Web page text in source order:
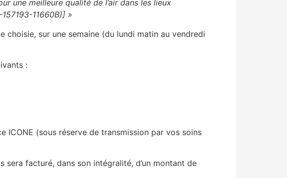
une meilleure qualité de l’air dans les lieux
11660B)] »
choisie, sur une semaine (du lundi matin au vendredi
:
ICONE (sous réserve de transmission par vos soins
facturé, dans son intégralité, d’un montant de